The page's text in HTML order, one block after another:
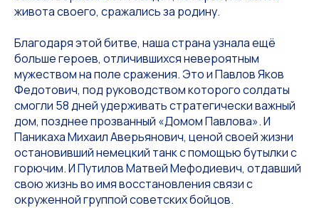
живота своего, сражались за родину.
Благодаря этой битве, наша страна узнала ещё
больше героев, отличившихся невероятным
мужеством на поле сражения. Это и Павлов Яков
Федотович, под руководством которого солдаты
смогли 58 дней удерживать стратегически важный
дом, позднее прозванный «Домом Павлова». И
Паникаха Михаил Аверьянович, ценой своей жизни
остановивший немецкий танк с помощью бутылки с
горючим. И Путилов Матвей Мефодиевич, отдавший
свою жизнь во имя восстановления связи с
окруженной группой советских бойцов.